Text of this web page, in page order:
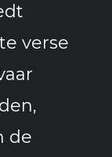
verse
de